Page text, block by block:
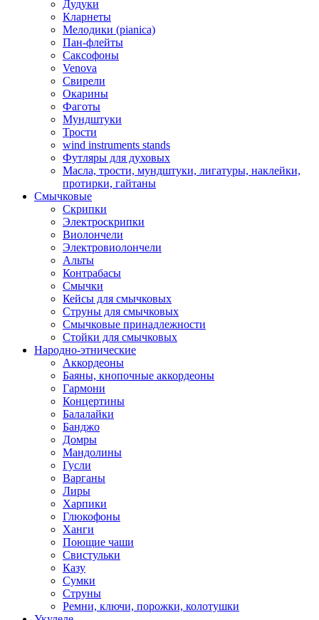
Дудуки
Кларнеты
Мелодики (pianica)
Пан-флейты
Саксофоны
Venova
Свирели
Окарины
Фаготы
Мундштуки
Трости
wind instruments stands
Футляры для духовых
Масла, трости, мундштуки, лигатуры, наклейки,
протирки, гайтаны
Смычковые
Скрипки
Электроскрипки
Виолончели
Электровиолончели
Альты
Контрабасы
Смычки
Кейсы для смычковых
Струны для смычковых
Смычковые принадлежности
Стойки для смычковых
Народно-этнические
Аккордеоны
Баяны, кнопочные аккордеоны
Гармони
Концертины
Балалайки
Банджо
Домры
Мандолины
Гусли
Варганы
Лиры
Харпики
Глюкофоны
Ханги
Поющие чаши
Свистульки
Казу
Сумки
Струны
Ремни, ключи, порожки, колотушки